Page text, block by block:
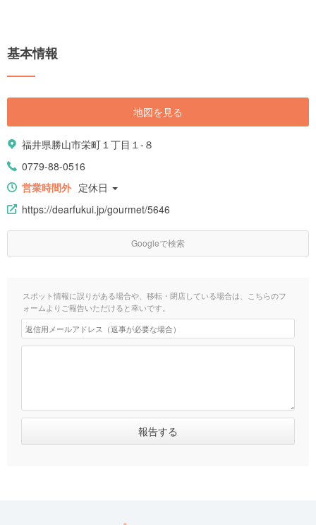
基本情報
地図を見る
福井県勝山市栄町１丁目１-８
0779-88-0516
営業時間外 定休日
https://dearfukui.jp/gourmet/5646
Googleで検索
スポット情報に誤りがある場合や、移転・閉店している場合は、こちらのフ
ォームよりご報告いただけると幸いです。